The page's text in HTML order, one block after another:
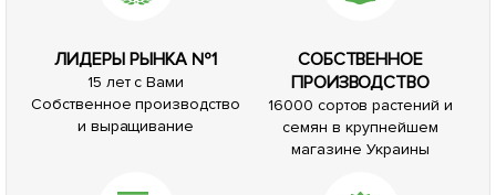
ЛИДЕРЫ РЫНКА №1
15 лет с Вами
Собственное производство
и выращивание
СОБСТВЕННОЕ
ПРОИЗВОДСТВО
16000 сортов растений и
семян в крупнейшем
магазине Украины